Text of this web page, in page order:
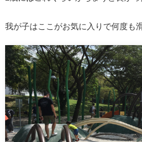
我が子はここがお気に入りで何度も